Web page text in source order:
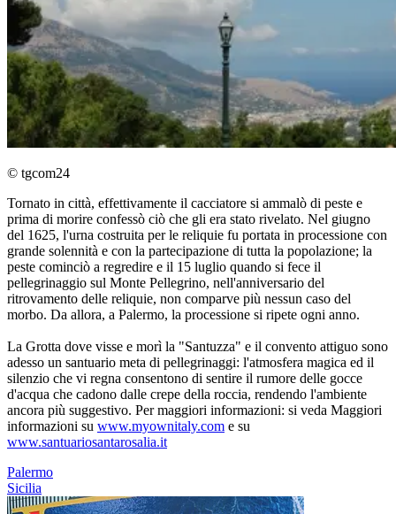
© tgcom24
Tornato in città, effettivamente il cacciatore si ammalò di peste e
prima di morire confessò ciò che gli era stato rivelato. Nel giugno
del 1625, l'urna costruita per le reliquie fu portata in processione con
grande solennità e con la partecipazione di tutta la popolazione; la
peste cominciò a regredire e il 15 luglio quando si fece il
pellegrinaggio sul Monte Pellegrino, nell'anniversario del
ritrovamento delle reliquie, non comparve più nessun caso del
morbo. Da allora, a Palermo, la processione si ripete ogni anno.
La Grotta dove visse e morì la "Santuzza" e il convento attiguo sono
adesso un santuario meta di pellegrinaggi: l'atmosfera magica ed il
silenzio che vi regna consentono di sentire il rumore delle gocce
d'acqua che cadono dalle crepe della roccia, rendendo l'ambiente
ancora più suggestivo. Per maggiori informazioni: si veda Maggiori
informazioni su www.myownitaly.com e su
www.santuariosantarosalia.it
Palermo
Sicilia